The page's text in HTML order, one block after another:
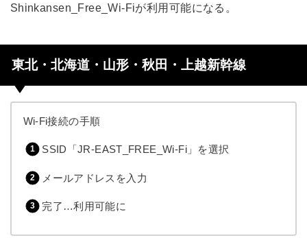
Shinkansen_Free_Wi-Fiが利用可能になる。
東北・北海道・山形・秋田・上越新幹線
Wi-Fi接続の手順
SSID「JR-EAST_FREE_Wi-Fi」を選択
メールアドレスを入力
完了…利用可能に